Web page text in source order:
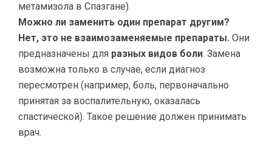
метамизола в Спазгане).
Можно ли заменить один препарат другим?
Нет, это не взаимозаменяемые препараты. Они
предназначены для разных видов боли. Замена
возможна только в случае, если диагноз
пересмотрен (например, боль, первоначально
принятая за воспалительную, оказалась
спастической). Такое решение должен принимать
врач.